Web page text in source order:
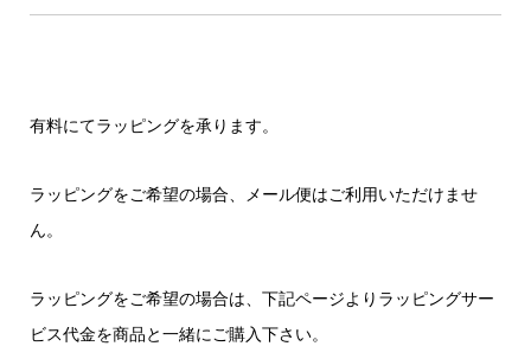
有料にてラッピングを承ります。
ラッピングをご希望の場合、メール便はご利用いただけませ
ん。
ラッピングをご希望の場合は、下記ページよりラッピングサー
ビス代金を商品と一緒にご購入下さい。